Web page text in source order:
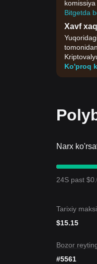
Bitgetda
Xavf
Ko'proq
Narx
24S past
Tarixiy
$15.15
Bozor
#5561